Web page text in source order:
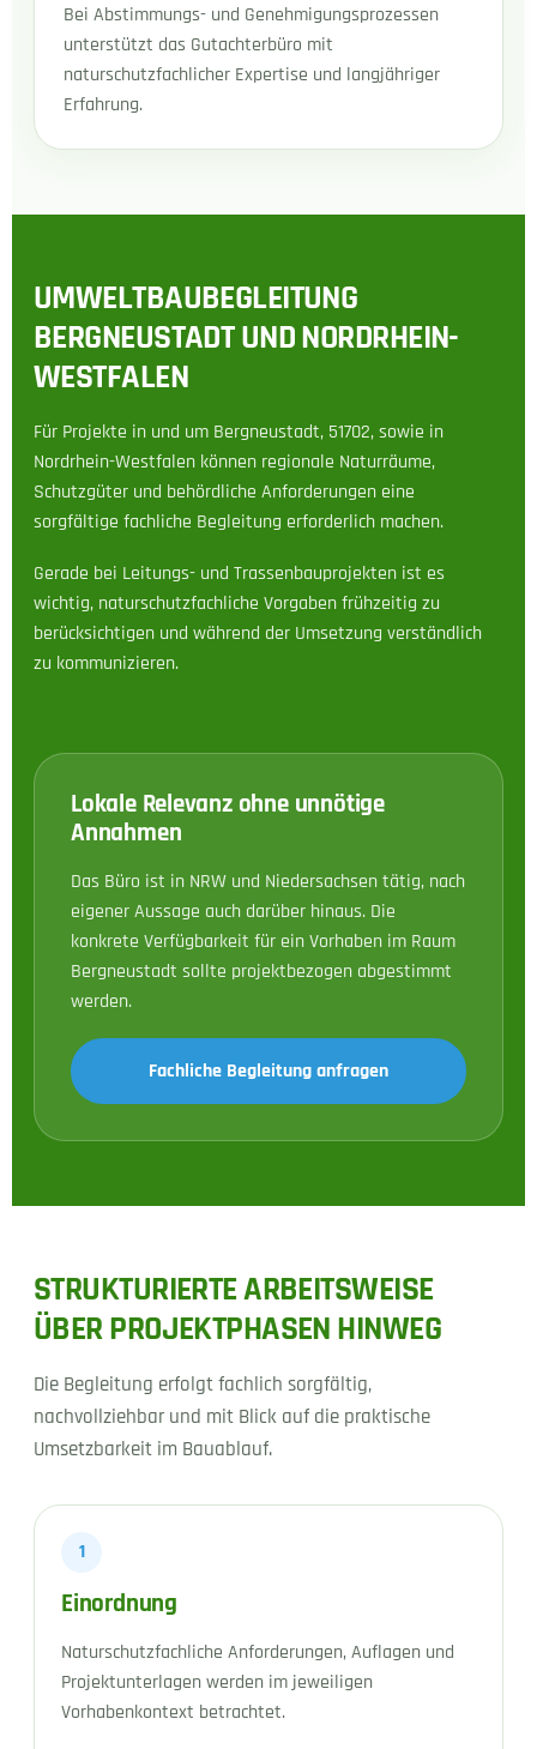
Bei Abstimmungs- und Genehmigungsprozessen
unterstützt das Gutachterbüro mit
naturschutzfachlicher Expertise und langjähriger
Erfahrung.
UMWELTBAUBEGLEITUNG
BERGNEUSTADT UND NORDRHEIN-
WESTFALEN
Für Projekte in und um Bergneustadt, 51702, sowie in
Nordrhein-Westfalen können regionale Naturräume,
Schutzgüter und behördliche Anforderungen eine
sorgfältige fachliche Begleitung erforderlich machen.
Gerade bei Leitungs- und Trassenbauprojekten ist es
wichtig, naturschutzfachliche Vorgaben frühzeitig zu
berücksichtigen und während der Umsetzung verständlich
zu kommunizieren.
Lokale Relevanz ohne unnötige
Annahmen
Das Büro ist in NRW und Niedersachsen tätig, nach
eigener Aussage auch darüber hinaus. Die
konkrete Verfügbarkeit für ein Vorhaben im Raum
Bergneustadt sollte projektbezogen abgestimmt
werden.
Fachliche Begleitung anfragen
STRUKTURIERTE ARBEITSWEISE
ÜBER PROJEKTPHASEN HINWEG
Die Begleitung erfolgt fachlich sorgfältig,
nachvollziehbar und mit Blick auf die praktische
Umsetzbarkeit im Bauablauf.
1
Einordnung
Naturschutzfachliche Anforderungen, Auflagen und
Projektunterlagen werden im jeweiligen
Vorhabenkontext betrachtet.